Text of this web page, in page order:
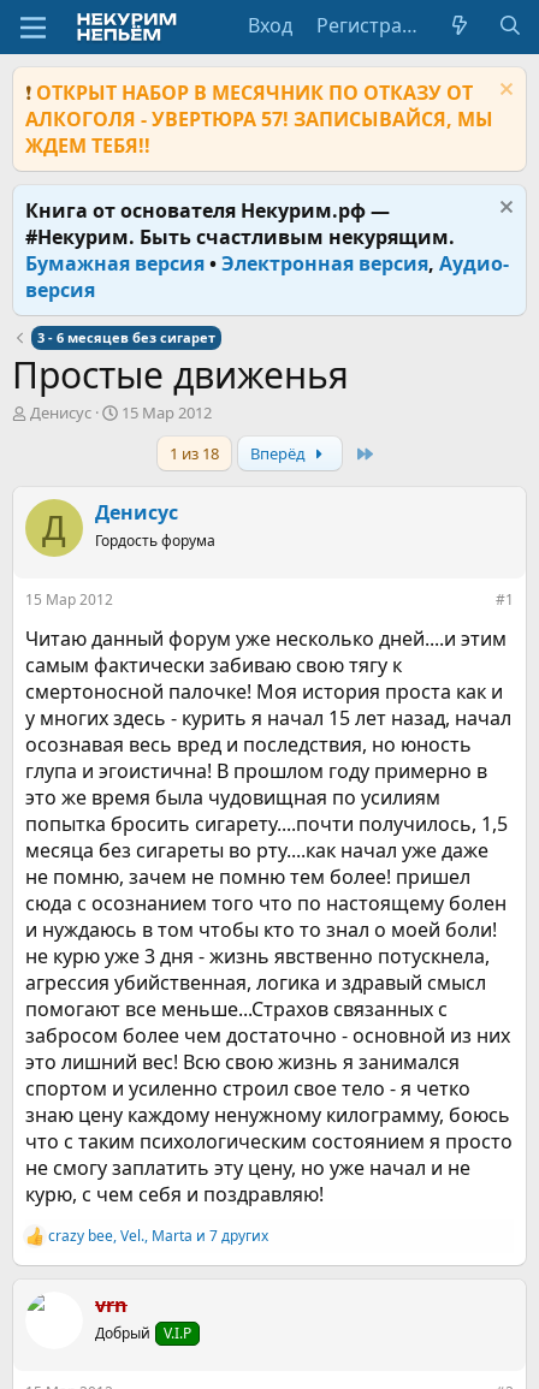
Вход Регистрация
❗ ОТКРЫТ НАБОР В МЕСЯЧНИК ПО ОТКАЗУ ОТ
АЛКОГОЛЯ - УВЕРТЮРА 57! ЗАПИСЫВАЙСЯ, МЫ
ЖДЕМ ТЕБЯ!!
Книга от основателя Некурим.рф —
#Некурим. Быть счастливым некурящим.
Бумажная версия•Электронная версия, Аудио-
версия
3 - 6 месяцев без сигарет
Простые движенья
А
т
е
Денисус
Д
а
ч
15 Мар 2012
1 из 18
Вперёд
Д Денисус
Гордость форума
15 Мар 2012 #1
Читаю данный форум уже несколько дней....и этим
самым фактически забиваю свою тягу к
смертоносной палочке! Моя история проста как и
у многих здесь - курить я начал 15 лет назад, начал
осознавая весь вред и последствия, но юность
глупа и эгоистична! В прошлом году примерно в
это же время была чудовищная по усилиям
попытка бросить сигарету....почти получилось, 1,5
месяца без сигареты во рту....как начал уже даже
не помню, зачем не помню тем более! пришел
сюда с осознанием того что по настоящему болен
и нуждаюсь в том чтобы кто то знал о моей боли!
не курю уже 3 дня - жизнь явственно потускнела,
агрессия убийственная, логика и здравый смысл
помогают все меньше...Страхов связанных с
забросом более чем достаточно - основной из них
это лишний вес! Всю свою жизнь я занимался
спортом и усиленно строил свое тело - я четко
знаю цену каждому ненужному килограмму, боюсь
что с таким психологическим состоянием я просто
не смогу заплатить эту цену, но уже начал и не
курю, с чем себя и поздравляю!
Р
е
к
crazy bee,Vel., Marta и 7 других
vrn
Добрый V.I.P